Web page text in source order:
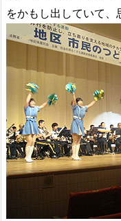
をかもし出していて、